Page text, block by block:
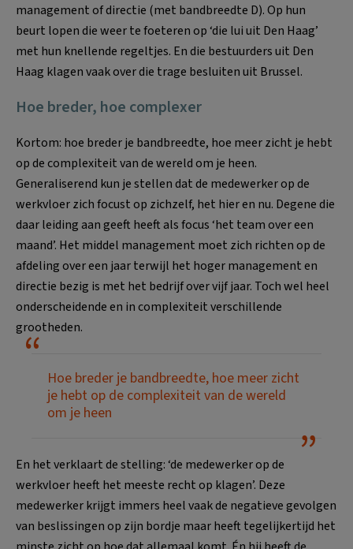
management of directie (met bandbreedte D). Op hun
beurt lopen die weer te foeteren op ‘die lui uit Den Haag’
met hun knellende regeltjes. En die bestuurders uit Den
Haag klagen vaak over die trage besluiten uit Brussel.
Hoe breder, hoe complexer
Kortom: hoe breder je bandbreedte, hoe meer zicht je hebt
op de complexiteit van de wereld om je heen.
Generaliserend kun je stellen dat de medewerker op de
werkvloer zich focust op zichzelf, het hier en nu. Degene die
daar leiding aan geeft heeft als focus ‘het team over een
maand’. Het middel management moet zich richten op de
afdeling over een jaar terwijl het hoger management en
directie bezig is met het bedrijf over vijf jaar. Toch wel heel
onderscheidende en in complexiteit verschillende
grootheden.
Hoe breder je bandbreedte, hoe meer zicht
je hebt op de complexiteit van de wereld
om je heen
En het verklaart de stelling: ‘de medewerker op de
werkvloer heeft het meeste recht op klagen’. Deze
medewerker krijgt immers heel vaak de negatieve gevolgen
van beslissingen op zijn bordje maar heeft tegelijkertijd het